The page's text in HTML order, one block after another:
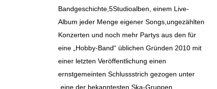
Bandgeschichte,5Studioalben, einem Live-
Album jeder Menge eigener Songs,ungezählten
Konzerten und noch mehr Partys aus den für
eine „Hobby-Band“ üblichen Gründen 2010 mit
einer letzten Veröffentlichung einen
ernstgemeinten Schlussstrich gezogen unter
„eine der bekanntesten Ska-Gruppen